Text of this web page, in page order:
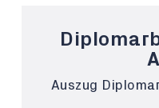
Auszug